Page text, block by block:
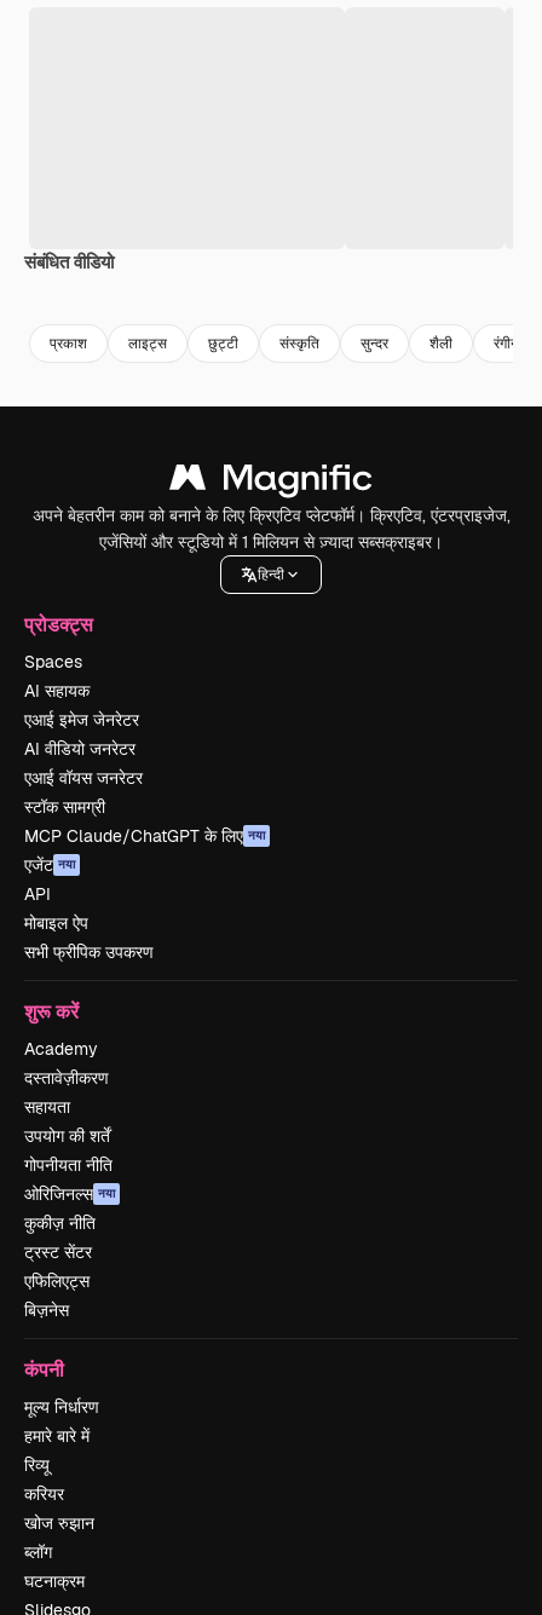
संबंधित वीडियो
प्रकाश लाइट्स छुट्टी संस्कृति सुन्दर शैली रंगीन
अपने बेहतरीन काम को बनाने के लिए क्रिएटिव प्लेटफॉर्म। क्रिएटिव, एंटरप्राइजेज,
एजेंसियों और स्टूडियो में 1 मिलियन से ज़्यादा सब्सक्राइबर।
हिन्दी
प्रोडक्ट्स
Spaces
AI सहायक
एआई इमेज जेनरेटर
AI वीडियो जनरेटर
एआई वॉयस जनरेटर
स्टॉक सामग्री
MCP Claude/ChatGPT के लिए नया
एजेंट नया
API
मोबाइल ऐप
सभी फ्रीपिक उपकरण
शुरू करें
Academy
दस्तावेज़ीकरण
सहायता
उपयोग की शर्तें
गोपनीयता नीति
ओरिजिनल्स नया
कुकीज़ नीति
ट्रस्ट सेंटर
एफिलिएट्स
बिज़नेस
कंपनी
मूल्य निर्धारण
हमारे बारे में
रिव्यू
करियर
खोज रुझान
ब्लॉग
घटनाक्रम
Slidesgo